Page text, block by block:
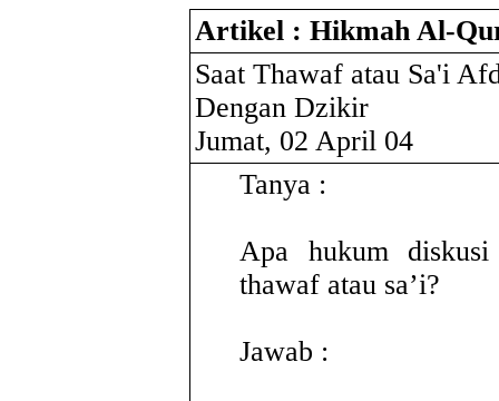
Artikel : Hikmah Al-
Saat Thawaf atau Sa'i
Dengan Dzikir
Jumat, 02 April 04
Tanya :
Apa hukum
thawaf atau sa’i?
Jawab :